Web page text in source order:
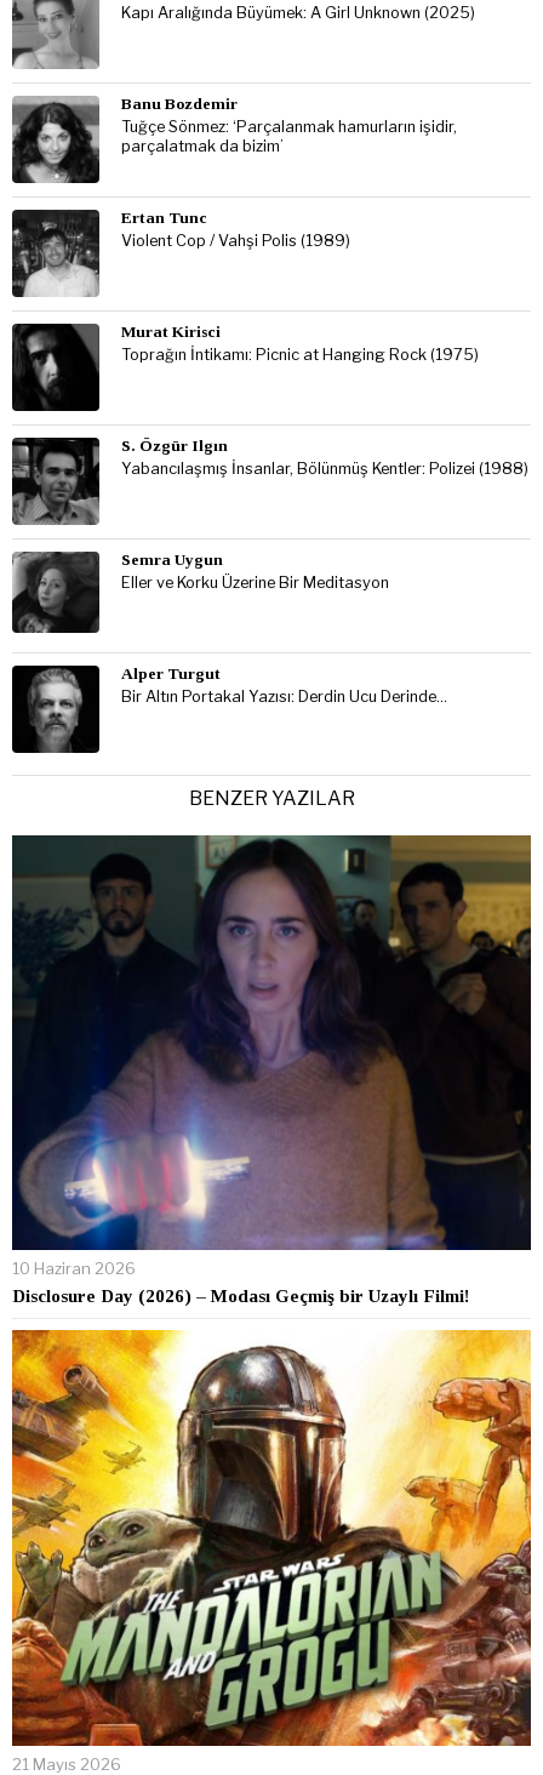
Kapı Aralığında Büyümek: A Girl Unknown (2025)
Banu Bozdemir
Tuğçe Sönmez: ‘Parçalanmak hamurların işidir,
parçalatmak da bizim’
Ertan Tunc
Violent Cop / Vahşi Polis (1989)
Murat Kirisci
Toprağın İntikamı: Picnic at Hanging Rock (1975)
S. Özgür Ilgın
Yabancılaşmış İnsanlar, Bölünmüş Kentler: Polizei (1988)
Semra Uygun
Eller ve Korku Üzerine Bir Meditasyon
Alper Turgut
Bir Altın Portakal Yazısı: Derdin Ucu Derinde…
BENZER YAZILAR
10 Haziran 2026
Disclosure Day (2026) – Modası Geçmiş bir Uzaylı Filmi!
21 Mayıs 2026